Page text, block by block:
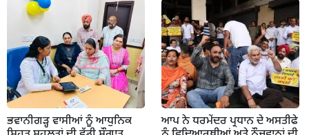
ਭਵਾਨੀਗੜ੍ਹ ਵਾਸੀਆਂ ਨੂੰ ਆਧੁਨਿਕ
ਆਪ ਨੇ ਧਰਮੇਂਦਰ ਪ੍ਰਧਾਨ ਦੇ ਅਸਤੀਫੇ